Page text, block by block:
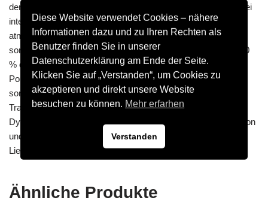
der Freizeit. Mit der Keep Dry-Technologie bleibst du selbst bei
intensiven Trainingseinheiten angenehm trocken. Das
atmungsaktive Material leitet Feuchtigkeit zuverlässig ab und
sorgt für maximalen Tragekomfort. Besonders nachhaltig: 100
% der eingesetzten Materialien bestehen aus recyceltem
Polyester, sodass du nicht nur in Sachen Style punktest,
sondern auch einen Beitrag zur Umwelt leistest. Egal ob im
Training, beim Joggen oder in deiner Freizeit – das T-Shirt
Dynamic bietet dir die perfekte Kombination aus Style, Funktion
und Nachhaltigkeit. Bestell jetzt und hol dir dein neues
Lieblingsshirt!
Ähnliche Produkte
Diese Website verwendet Cookies – nähere
Informationen dazu und zu Ihren Rechten als
Benutzer finden Sie in unserer
Datenschutzerklärung am Ende der Seite.
Klicken Sie auf „Verstanden“, um Cookies zu
akzeptieren und direkt unsere Website
besuchen zu können. Mehr erfarhen
Verstanden